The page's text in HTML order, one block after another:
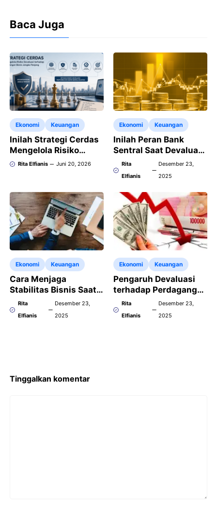
Baca Juga
Ekonomi Keuangan
Inilah Strategi Cerdas
Mengelola Risiko
Devaluasi terhadap
Rita Elfianis Juni 20, 2026
Ekonomi Keuangan
Inilah Peran Bank
Sentral Saat Devaluasi
Terjadi pada Sistem
Moneter
Rita
Elfianis
Desember 23,
2025
Ekonomi Keuangan
Cara Menjaga
Stabilitas Bisnis Saat
Devaluasi Terjadi
Secara Mendadak
Rita
Elfianis
Desember 23,
2025
Ekonomi Keuangan
Pengaruh Devaluasi
terhadap Perdagangan
Internasional dan
Neraca Ekspor
Rita
Elfianis
Desember 23,
2025
Tinggalkan komentar